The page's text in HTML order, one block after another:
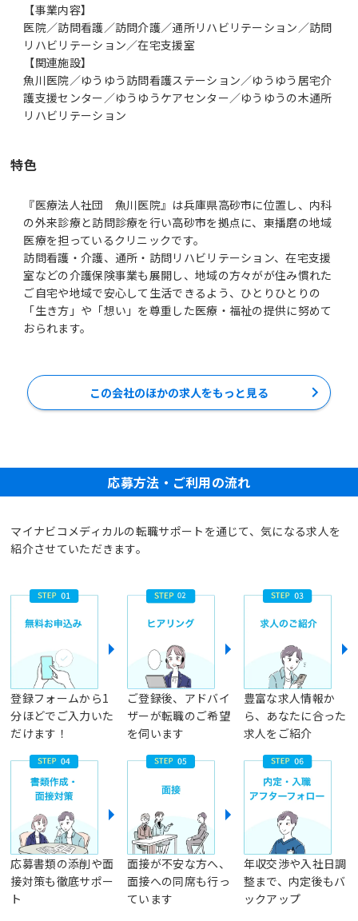
【事業内容】
医院／訪問看護／訪問介護／通所リハビリテーション／訪問
リハビリテーション／在宅支援室
【関連施設】
魚川医院／ゆうゆう訪問看護ステーション／ゆうゆう居宅介
護支援センター／ゆうゆうケアセンター／ゆうゆうの木通所
リハビリテーション
特色
『医療法人社団 魚川医院』は兵庫県高砂市に位置し、内科
の外来診療と訪問診療を行い高砂市を拠点に、東播磨の地域
医療を担っているクリニックです。
訪問看護・介護、通所・訪問リハビリテーション、在宅支援
室などの介護保険事業も展開し、地域の方々がが住み慣れた
ご自宅や地域で安心して生活できるよう、ひとりひとりの
「生き方」や「想い」を尊重した医療・福祉の提供に努めて
おられます。
この会社のほかの求人をもっと見る
応募方法・ご利用の流れ
マイナビコメディカルの転職サポートを通じて、気になる求人を
紹介させていただきます。
登録フォームから1
分ほどでご入力いた
だけます！
ご登録後、アドバイ
ザーが転職のご希望
を伺います
豊富な求人情報か
ら、あなたに合った
求人をご紹介
応募書類の添削や面
接対策も徹底サポー
ト
面接が不安な方へ、
面接への同席も行っ
ています
年収交渉や入社日調
整まで、内定後もバ
ックアップ